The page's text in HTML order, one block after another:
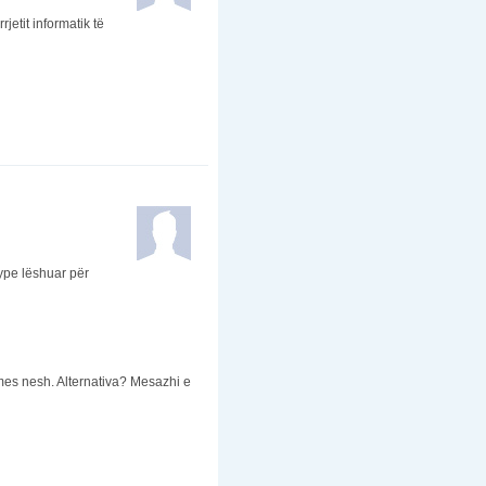
informatik të
lëshuar për
nesh. Alternativa? Mesazhi e